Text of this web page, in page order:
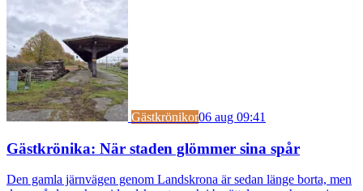
Gästkrönikor06 aug 09:41
Gästkrönika: När staden glömmer sina spår
Den gamla järnvägen genom Landskrona är sedan länge borta, men